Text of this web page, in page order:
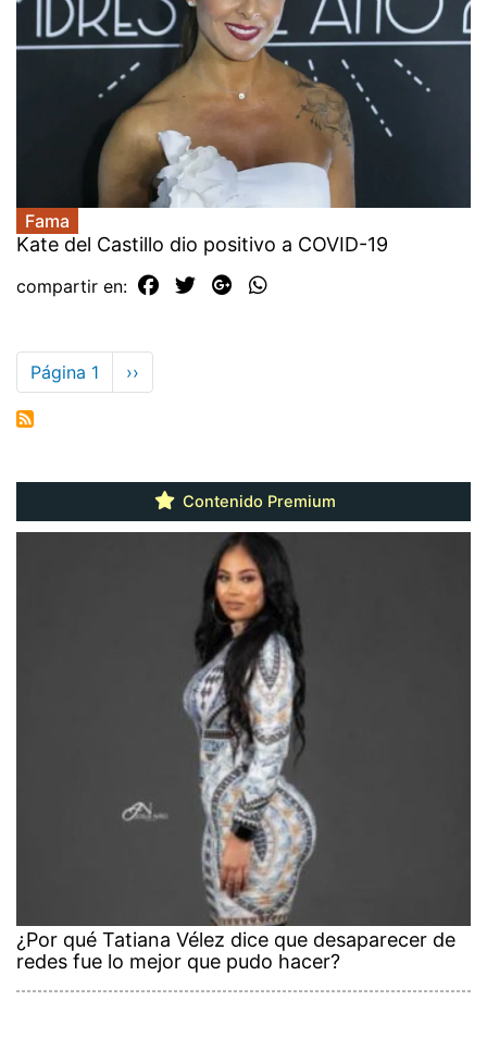
Fama
Kate del Castillo dio positivo a COVID-19
compartir en:
Paginación
Página 1
Siguiente
página
››
Contenido Premium
¿Por qué Tatiana Vélez dice que desaparecer de
redes fue lo mejor que pudo hacer?